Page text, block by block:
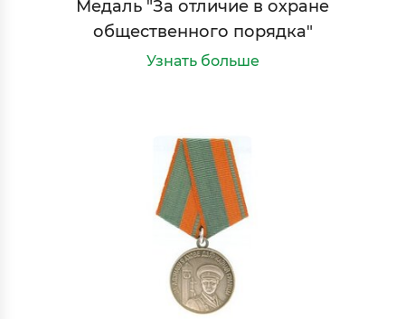
Медаль "За отличие в охране
общественного порядка"
Узнать больше